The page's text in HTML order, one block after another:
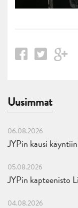
Uusimmat
06.08.2026
JYPin kausi
05.08.2026
JYPin kapteenisto
04.08.2026